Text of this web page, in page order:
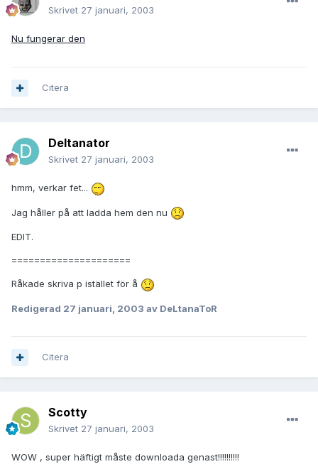
Skrivet 27 januari, 2003
Nu fungerar den
Citera
Deltanator
Skrivet 27 januari, 2003
hmm, verkar fet...
Jag håller på att ladda hem den nu
EDIT.
=====================
Råkade skriva p istället för å
Redigerad 27 januari, 2003 av DeLtanaToR
Citera
Scotty
Skrivet 27 januari, 2003
WOW , super häftigt måste downloada genast!!!!!!!!!!